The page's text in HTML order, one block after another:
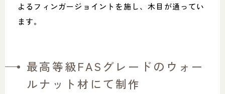
よるフィンガージョイントを施し、木目が通ってい
ます。
最高等級FASグレードのウォー
ルナット材にて制作